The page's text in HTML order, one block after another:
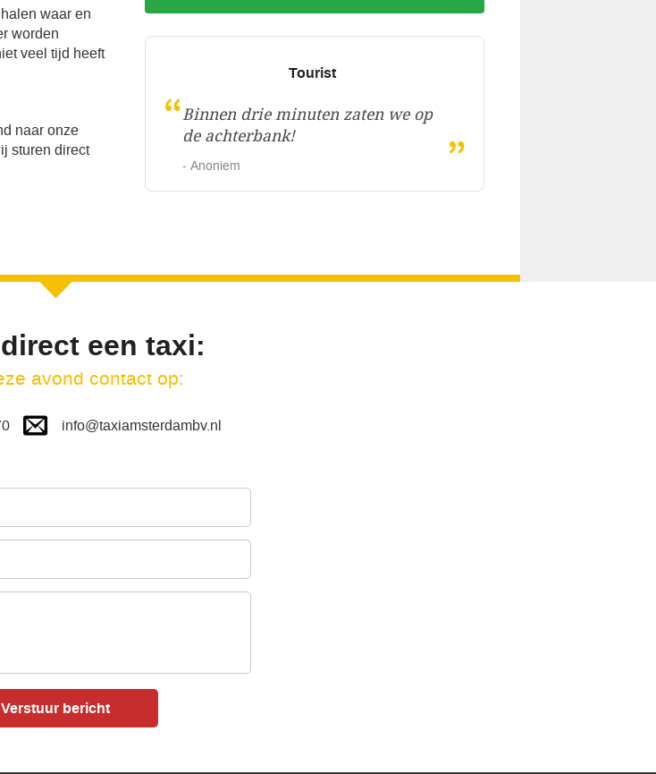
waar en
worden
veel tijd heeft
naar onze
sturen direct
Tourist
“Binnen drie minuten zaten we op
de achterbank!
„
- Anoniem
een taxi:
avond contact op:
info@taxiamsterdambv.nl